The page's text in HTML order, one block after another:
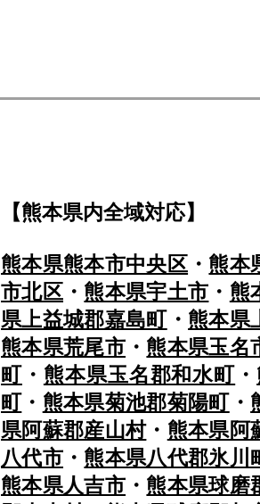
【熊本県内全域対応】
熊本県熊本市中央区 ・ 熊本
市北区 ・ 熊本県宇土市 ・ 熊
県上益城郡嘉島町・ 熊本県
熊本県荒尾市 ・ 熊本県玉名
町・ 熊本県玉名郡和水町 ・
町・ 熊本県菊池郡菊陽町・
県阿蘇郡産山村・ 熊本県阿
八代市 ・ 熊本県八代郡氷川
熊本県人吉市 ・ 熊本県球磨